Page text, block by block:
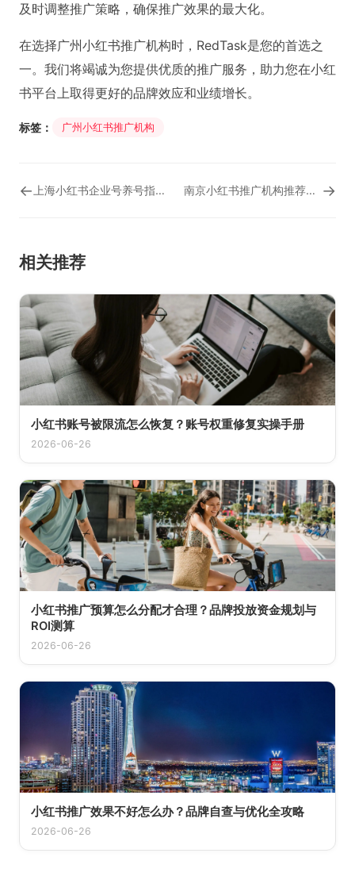
及时调整推广策略，确保推广效果的最大化。
在选择广州小红书推广机构时，RedTask是您的首选之
一。我们将竭诚为您提供优质的推广服务，助力您在小红
书平台上取得更好的品牌效应和业绩增长。
标签： 广州小红书推广机构
← 上海小红书企业号养号指南，助您打造优质品牌形象 南京小红书推广机构推荐：RedTask专业服务保障您的品牌成功 →
相关推荐
小红书账号被限流怎么恢复？账号权重修复实操手册
2026-06-26
小红书推广预算怎么分配才合理？品牌投放资金规划与
ROI测算
2026-06-26
小红书推广效果不好怎么办？品牌自查与优化全攻略
2026-06-26